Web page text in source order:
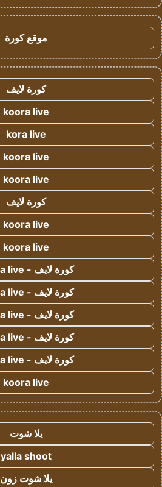
موقع كورة
كورة لايف
koora live
kora live
koora live
koora live
كورة لايف
koora live
koora live
كورة لايف - koora live
كورة لايف - koora live
كورة لايف - koora live
كورة لايف - koora live
كورة لايف - koora live
koora live
يلا شوت
yalla shoot
يلا شوت زون